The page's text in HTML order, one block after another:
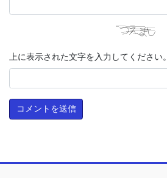
上に表示された文字を入力してください。